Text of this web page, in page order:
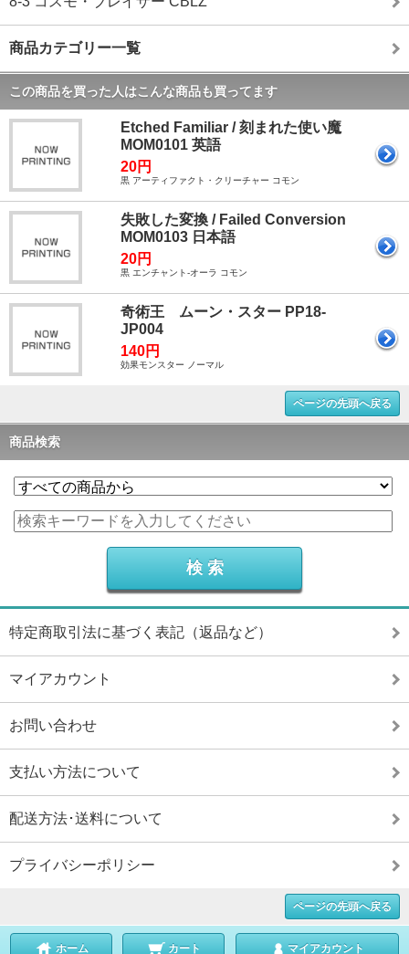
商品カテゴリー一覧
この商品を買った人はこんな商品も買ってます
Etched Familiar / 刻まれた使い魔
MOM0101 英語
20円
黒 アーティファクト・クリーチャー コモン
失敗した変換 / Failed Conversion
MOM0103 日本語
20円
黒 エンチャント-オーラ コモン
奇術王 ムーン・スター PP18-
JP004
140円
効果モンスター ノーマル
ページの先頭へ戻る
商品検索
特定商取引法に基づく表記（返品など）
マイアカウント
お問い合わせ
支払い方法について
配送方法･送料について
プライバシーポリシー
ページの先頭へ戻る
ホーム カート マイアカウント